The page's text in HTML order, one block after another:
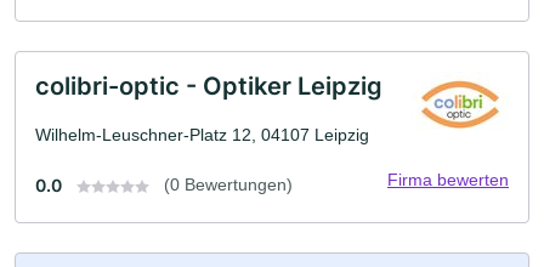
colibri-optic - Optiker Leipzig
Wilhelm-Leuschner-Platz 12, 04107 Leipzig
0.0 (0 Bewertungen) Firma bewerten